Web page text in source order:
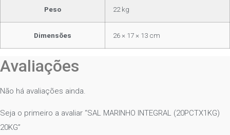
Peso 22 kg
Dimensões 26 × 17 × 13 cm
Avaliações
Não há avaliações ainda.
Seja o primeiro a avaliar “SAL MARINHO INTEGRAL (20PCTX1KG)
20KG”